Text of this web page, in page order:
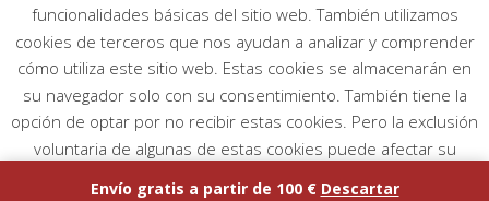
Todos los derechos reservados. Página creada por
Andrea Papp
funcionalidades básicas del sitio web. También utilizamos
cookies de terceros que nos ayudan a analizar y comprender
cómo utiliza este sitio web. Estas cookies se almacenarán en
su navegador solo con su consentimiento. También tiene la
opción de optar por no recibir estas cookies. Pero la exclusión
voluntaria de algunas de estas cookies puede afectar su
Envío gratis a partir de 100 € Descartar